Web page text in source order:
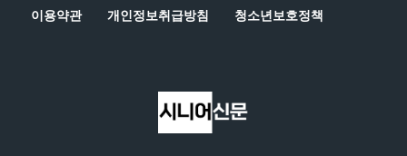
이용약관 개인정보취급방침 청소년보호정책